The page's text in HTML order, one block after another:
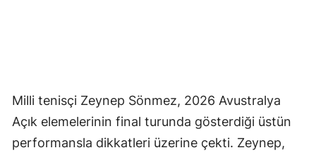
Milli tenisçi Zeynep Sönmez, 2026 Avustralya
Açık elemelerinin final turunda gösterdiği üstün
performansla dikkatleri üzerine çekti. Zeynep,